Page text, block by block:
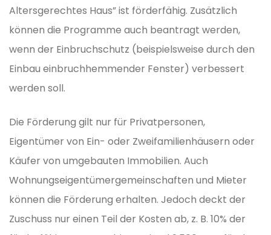
Altersgerechtes Haus” ist förderfähig. Zusätzlich
können die Programme auch beantragt werden,
wenn der Einbruchschutz (beispielsweise durch den
Einbau einbruchhemmender Fenster) verbessert
werden soll.
Die Förderung gilt nur für Privatpersonen,
Eigentümer von Ein- oder Zweifamilienhäusern oder
Käufer von umgebauten Immobilien. Auch
Wohnungseigentümergemeinschaften und Mieter
können die Förderung erhalten. Jedoch deckt der
Zuschuss nur einen Teil der Kosten ab, z. B. 10% der